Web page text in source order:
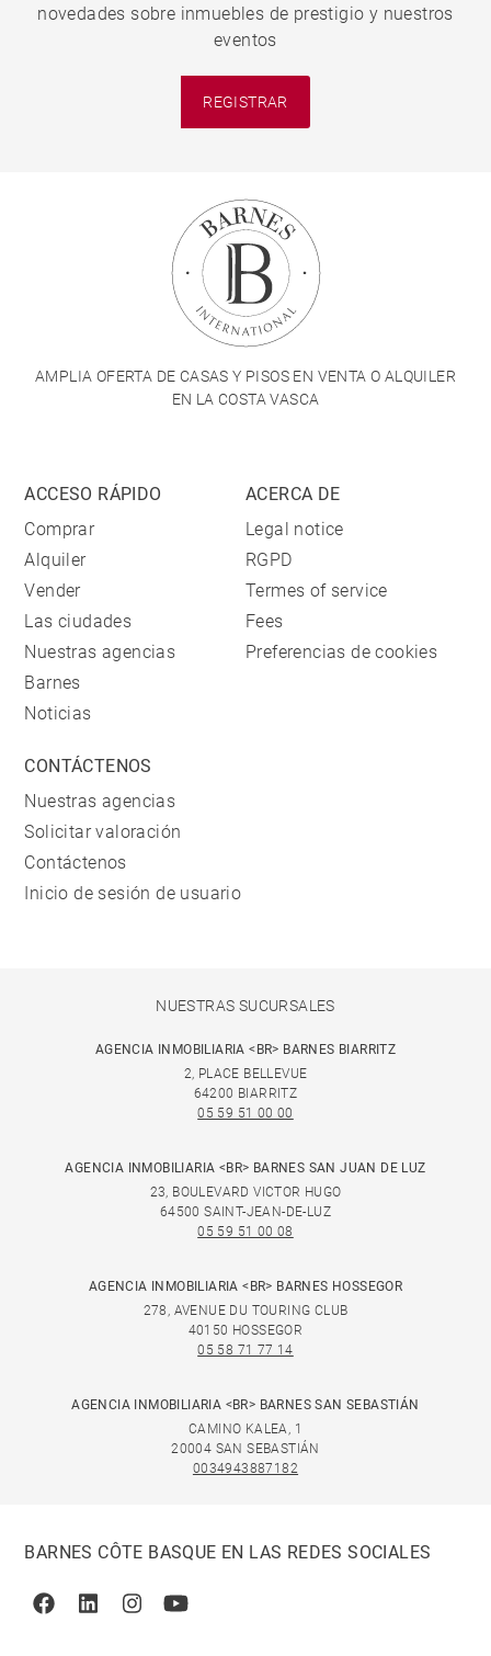
novedades sobre inmuebles de prestigio y nuestros
eventos
REGISTRAR
AMPLIA OFERTA DE CASAS Y PISOS EN VENTA O ALQUILER
EN LA COSTA VASCA
ACCESO RÁPIDO
Comprar
Alquiler
Vender
Las ciudades
Nuestras agencias
Barnes
Noticias
ACERCA DE
Legal notice
RGPD
Termes of service
Fees
Preferencias de cookies
CONTÁCTENOS
Nuestras agencias
Solicitar valoración
Contáctenos
Inicio de sesión de usuario
NUESTRAS SUCURSALES
AGENCIA INMOBILIARIA <BR> BARNES BIARRITZ
2, PLACE BELLEVUE
64200 BIARRITZ
05 59 51 00 00
AGENCIA INMOBILIARIA <BR> BARNES SAN JUAN DE LUZ
23, BOULEVARD VICTOR HUGO
64500 SAINT-JEAN-DE-LUZ
05 59 51 00 08
AGENCIA INMOBILIARIA <BR> BARNES HOSSEGOR
278, AVENUE DU TOURING CLUB
40150 HOSSEGOR
05 58 71 77 14
AGENCIA INMOBILIARIA <BR> BARNES SAN SEBASTIÁN
CAMINO KALEA, 1
20004 SAN SEBASTIÁN
0034943887182
BARNES CÔTE BASQUE EN LAS REDES SOCIALES
FacebookLinkedinInstagramYoutube